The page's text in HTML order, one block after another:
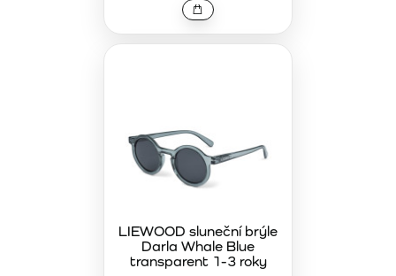
LIEWOOD sluneční brýle
Darla Whale Blue
transparent 1-3 roky